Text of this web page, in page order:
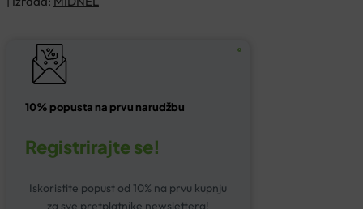
10% popusta na prvu narudžbu
Registrirajte se!
Iskoristite popust od 10% na prvu kupnju
za sve pretplatnike newslettera!